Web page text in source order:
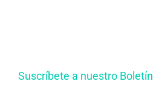
Suscríbete a nuestro Boletín